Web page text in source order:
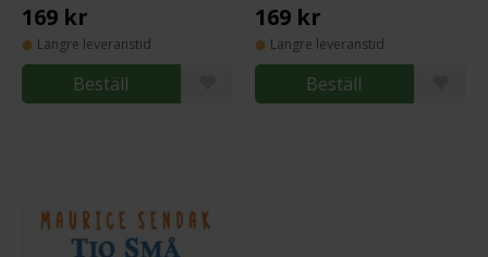
169 kr
Längre leveranstid
Beställ
169 kr
Längre leveranstid
Beställ